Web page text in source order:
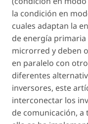
la condición en
cuales adaptan la
de energía
microrred y deben
en paralelo con
diferentes
inversores, este
interconectar los
de comunicación, a